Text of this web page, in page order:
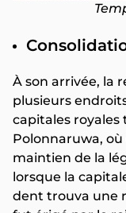
À son arrivée, la
plusieurs
capitales royales
Polonnaruwa, où
maintien de la
lorsque la
dent trouva une